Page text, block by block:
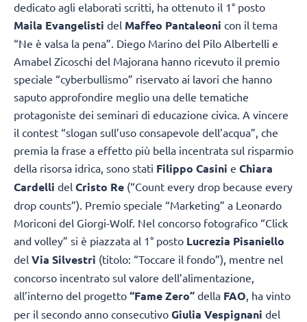
dedicato agli elaborati scritti, ha ottenuto il 1° posto
Maila Evangelisti del Maffeo Pantaleoni con il tema
“Ne è valsa la pena”. Diego Marino del Pilo Albertelli e
Amabel Zicoschi del Majorana hanno ricevuto il premio
speciale “cyberbullismo” riservato ai lavori che hanno
saputo approfondire meglio una delle tematiche
protagoniste dei seminari di educazione civica. A vincere
il contest “slogan sull’uso consapevole dell’acqua”, che
premia la frase a effetto più bella incentrata sul risparmio
della risorsa idrica, sono stati Filippo Casini e Chiara
Cardelli del Cristo Re (“Count every drop because every
drop counts”). Premio speciale “Marketing” a Leonardo
Moriconi del Giorgi-Wolf. Nel concorso fotografico “Click
and volley” si è piazzata al 1° posto Lucrezia Pisaniello
del Via Silvestri (titolo: “Toccare il fondo”), mentre nel
concorso incentrato sul valore dell’alimentazione,
all’interno del progetto “Fame Zero” della FAO , ha vinto
per il secondo anno consecutivo Giulia Vespignani del